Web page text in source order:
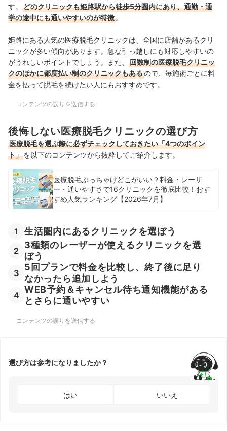
す。
どのクリニックも姫路駅から徒歩5分圏内にあり、通勤・通
学の途中にも通いやすいのが特徴 。
姫路にある人気の医療脱毛クリニックは、全国に店舗があるクリ
ニックが多い傾向があります。急な引っ越しにも対応しやすいの
がうれしいポイントでしょう。また、
回数制の医療脱毛クリニッ
クのほかに都度払い制のクリニックもあるので、毎施術ごとに料
金を払って脱毛を続けたい人にもおすすめです。
コンテンツの誤りを送信する
後悔しない医療脱毛クリニックの選び方
医療脱毛を選ぶ際に必ずチェックしておきたい「4つのポイン
ト」を以下のコンテンツから抜粋してご紹介します。
医療脱毛ぶっちゃけどこがいい？料金・レーザ
ー・通いやすさで16クリニックを徹底比較！おす
すめ人気ランキング【2026年7月】
1 生活圏内にあるクリニックを選ぼう
2
3種類のレーザーが使えるクリニックを選
ぼう
3
5回プランで料金を比較し、終了後に足り
なかったら追加しよう
4
WEB予約＆キャンセル待ち通知機能がある
とさらに通いやすい
コンテンツの誤りを送信する
選び方は参考になりましたか？
はい いいえ